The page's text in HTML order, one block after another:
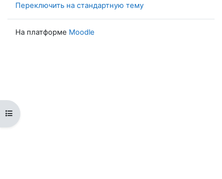
Открыть оглавление курса
Переключить на стандартную тему
На платформе Moodle